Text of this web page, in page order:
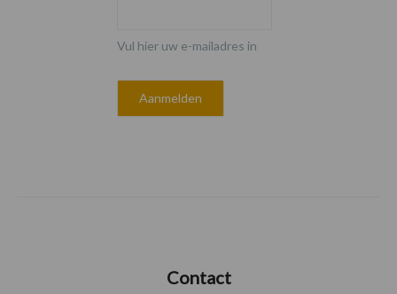
Vul hier uw e-mailadres in
Contact